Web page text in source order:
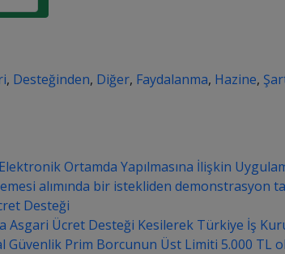
, Desteğinden, Diğer, Faydalanma, Hazine,
Elektronik Ortamda Yapılmasına İlişkin
alımında bir istekliden
Desteği
Asgari Ücret Desteği Kesilerek Türkiye İş
Güvenlik Prim Borcunun Üst Limiti 5.000 TL